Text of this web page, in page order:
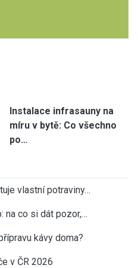
Instalace infrasauny na
míru v bytě: Co všechno
po…
vlastní potraviny…
na co si dát pozor,…
kávy doma?
v ČR 2026